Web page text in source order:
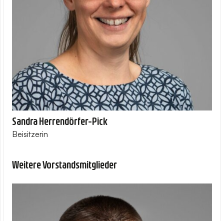
Sandra Herrendörfer-Pick
Beisitzerin
Weitere Vorstandsmitglieder